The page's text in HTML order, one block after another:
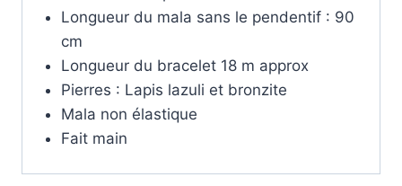
Longueur du mala sans le pendentif : 90
cm
Longueur du bracelet 18 m approx
Pierres : Lapis lazuli et bronzite
Mala non élastique
Fait main